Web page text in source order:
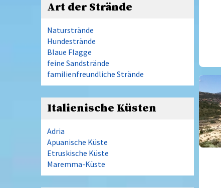
Art der Strände
Naturstrände
Hundestrände
Blaue Flagge
feine Sandstrände
familienfreundliche Strände
Italienische Küsten
Adria
Apuanische Küste
Etruskische Küste
Maremma-Küste